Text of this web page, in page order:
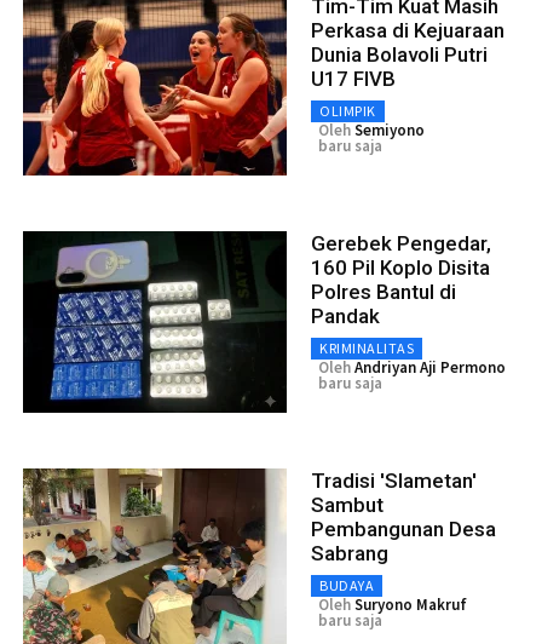
Tim-Tim Kuat Masih
Perkasa di Kejuaraan
Dunia Bolavoli Putri
U17 FIVB
OLIMPIK
OlehSemiyono
baru saja
Gerebek Pengedar,
160 Pil Koplo Disita
Polres Bantul di
Pandak
KRIMINALITAS
OlehAndriyan Aji Permono
baru saja
Tradisi 'Slametan'
Sambut
Pembangunan Desa
Sabrang
BUDAYA
OlehSuryono Makruf
baru saja